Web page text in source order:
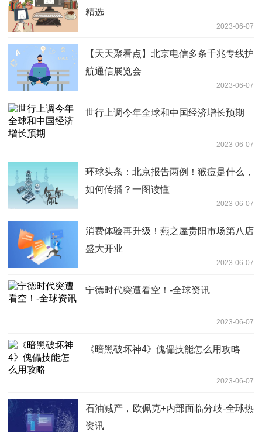
精选
2023-06-07
【天天聚看点】北京电信多条千兆专线护
航通信展览会
2023-06-07
世行上调今年全球和中国经济增长预期
2023-06-07
环球头条：北京报告两例！猴痘是什么，
如何传播？一图读懂
2023-06-07
消费体验再升级！燕之屋贵阳市场第八店
盛大开业
2023-06-07
宁德时代突遭看空！-全球资讯
2023-06-07
《暗黑破坏神4》傀儡技能怎么用攻略
2023-06-07
石油减产，欧佩克+内部面临分歧-全球热
资讯